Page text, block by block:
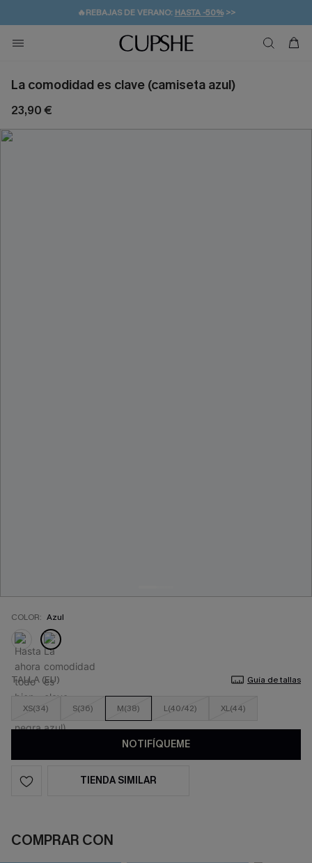
👒PROMOCIÓN DE VERANO:-10% EN 2 VESTIDOS
💌¡SUSCRIBIRSE & GANAR -10% EXTRA!
🚚ENVÍO GRATUITO A PARTIR DE 49 € >>
La comodidad es clave (camiseta azul)
23,90 €
COLOR: Azul
TALLA (EU) Guía de tallas
XS(34) S(36) M(38) L(40/42) XL(44)
NOTIFÍQUEME
TIENDA SIMILAR
COMPRAR CON